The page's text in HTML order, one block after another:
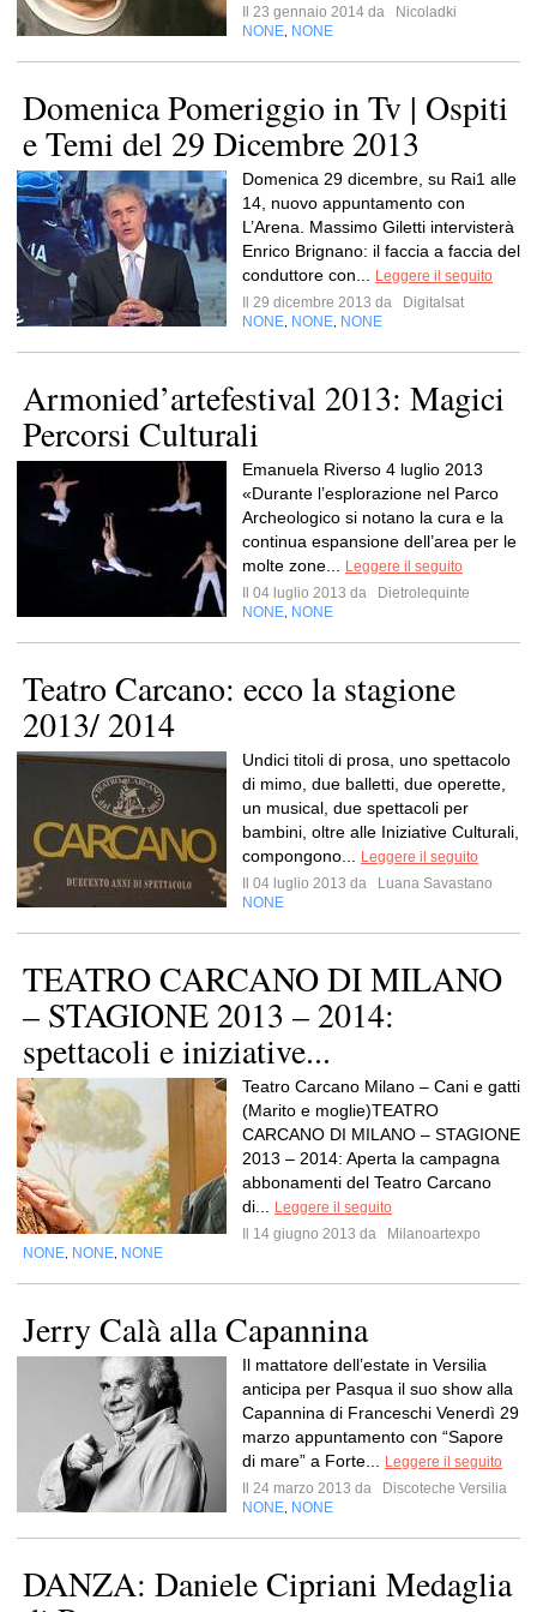
Il 23 gennaio 2014 da
Nicoladki
NONE NONE
Domenica Pomeriggio in Tv | Ospiti
e Temi del 29 Dicembre 2013
Domenica 29 dicembre, su Rai1 alle
14, nuovo appuntamento con
L’Arena. Massimo Giletti intervisterà
Enrico Brignano: il faccia a faccia del
conduttore con...
Leggere il seguito
Il 29 dicembre 2013 da
Digitalsat
NONE NONE NONE
Armonied’artefestival 2013: Magici
Percorsi Culturali
Emanuela Riverso 4 luglio 2013
«Durante l’esplorazione nel Parco
Archeologico si notano la cura e la
continua espansione dell’area per le
molte zone...
Leggere il seguito
Il 04 luglio 2013 da
Dietrolequinte
NONE NONE
Teatro Carcano: ecco la stagione
2013/ 2014
Undici titoli di prosa, uno spettacolo
di mimo, due balletti, due operette,
un musical, due spettacoli per
bambini, oltre alle Iniziative Culturali,
compongono...
Leggere il seguito
Il 04 luglio 2013 da
Luana Savastano
NONE
TEATRO CARCANO DI MILANO
– STAGIONE 2013 – 2014:
spettacoli e iniziative...
Teatro Carcano Milano – Cani e gatti
(Marito e moglie)TEATRO
CARCANO DI MILANO – STAGIONE
2013 – 2014: Aperta la campagna
abbonamenti del Teatro Carcano
di...
Leggere il seguito
Il 14 giugno 2013 da
Milanoartexpo
NONE NONE NONE
Jerry Calà alla Capannina
Il mattatore dell’estate in Versilia
anticipa per Pasqua il suo show alla
Capannina di Franceschi Venerdì 29
marzo appuntamento con “Sapore
di mare” a Forte...
Leggere il seguito
Il 24 marzo 2013 da
Discoteche Versilia
NONE NONE
DANZA: Daniele Cipriani Medaglia